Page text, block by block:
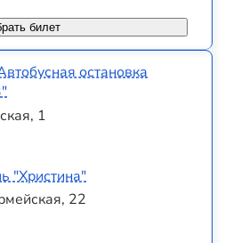
билет
остановка
1
"Христина"
22